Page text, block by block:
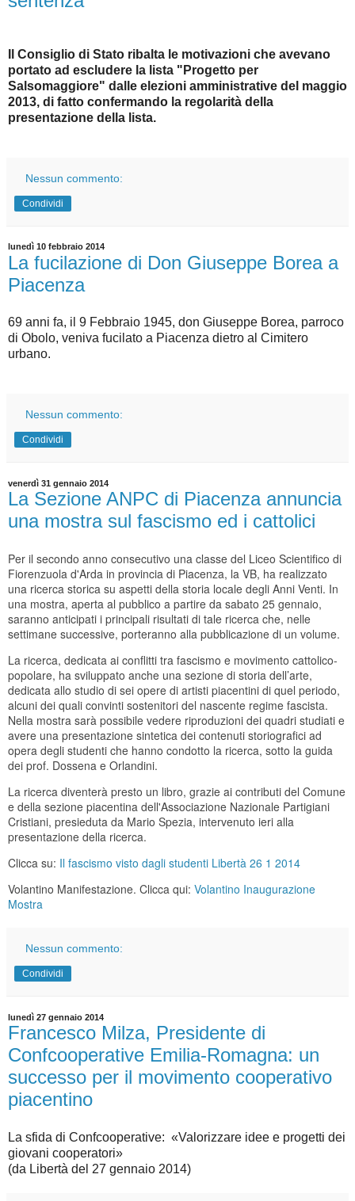
Il Consiglio di Stato ribalta le motivazioni che avevano
portato ad escludere la lista "Progetto per
Salsomaggiore" dalle elezioni amministrative del maggio
2013, di fatto confermando la regolarità della
presentazione della lista.
Nessun commento:
Condividi
lunedì 10 febbraio 2014
La fucilazione di Don Giuseppe Borea a
Piacenza
69 anni fa, il 9 Febbraio 1945, don Giuseppe Borea, parroco
di Obolo, veniva fucilato a Piacenza dietro al Cimitero
urbano.
Nessun commento:
Condividi
venerdì 31 gennaio 2014
La Sezione ANPC di Piacenza annuncia
una mostra sul fascismo ed i cattolici
Per il secondo anno consecutivo una classe del Liceo Scientifico di
Fiorenzuola d'Arda in provincia di Piacenza, la VB, ha realizzato
una ricerca storica su aspetti della storia locale degli Anni Venti. In
una mostra, aperta al pubblico a partire da sabato 25 gennaio,
saranno anticipati i principali risultati di tale ricerca che, nelle
settimane successive, porteranno alla pubblicazione di un volume.
La ricerca, dedicata ai conflitti tra fascismo e movimento cattolico-
popolare, ha sviluppato anche una sezione di storia dell’arte,
dedicata allo studio di sei opere di artisti piacentini di quel periodo,
alcuni dei quali convinti sostenitori del nascente regime fascista.
Nella mostra sarà possibile vedere riproduzioni dei quadri studiati e
avere una presentazione sintetica dei contenuti storiografici ad
opera degli studenti che hanno condotto la ricerca, sotto la guida
dei prof. Dossena e Orlandini.
La ricerca diventerà presto un libro, grazie ai contributi del Comune
e della sezione piacentina dell'Associazione Nazionale Partigiani
Cristiani, presieduta da Mario Spezia, intervenuto ieri alla
presentazione della ricerca.
Clicca su: Il fascismo visto dagli studenti Libertà 26 1 2014
Volantino Manifestazione. Clicca qui: Volantino Inaugurazione
Mostra
Nessun commento:
Condividi
lunedì 27 gennaio 2014
Francesco Milza, Presidente di
Confcooperative Emilia-Romagna: un
successo per il movimento cooperativo
piacentino
La sfida di Confcooperative: «Valorizzare idee e progetti dei
giovani cooperatori»
(da Libertà del 27 gennaio 2014)